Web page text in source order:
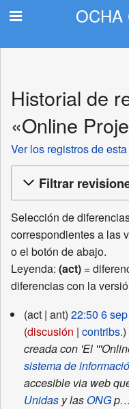
OCHA
Historial de
«Online
Ver los registros de
Filtrar
Selección de
correspondientes a las
o el botón de abajo.
Leyenda: (act) =
diferencias con la
6
sep
2012
act ant 22:50 6
discusión contribs.
creada con 'El
sistema de
accesible via web
Unidasy lasONG